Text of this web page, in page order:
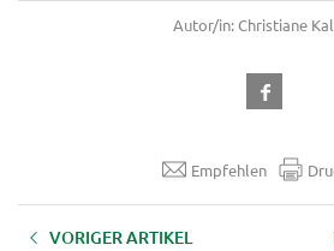
Autor/in: Christiane
Empfehlen
VORIGER ARTIKEL